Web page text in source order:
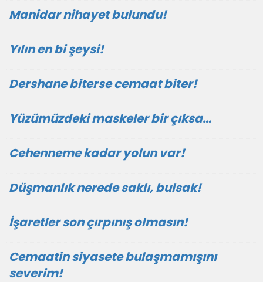
Manidar nihayet bulundu!
Yılın en bi şeysi!
Dershane biterse cemaat biter!
Yüzümüzdeki maskeler bir çıksa…
Cehenneme kadar yolun var!
Düşmanlık nerede saklı, bulsak!
İşaretler son çırpınış olmasın!
Cemaatin siyasete bulaşmamışını
severim!